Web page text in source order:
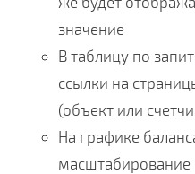
значение
В таблицу по
ссылки на
(объект или
На графике
масштабирование